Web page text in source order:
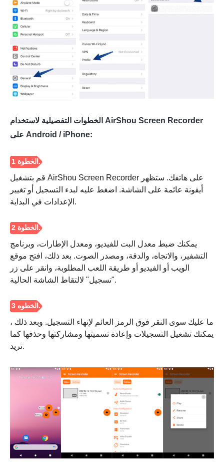
الخطوات التفصيلية لاستخدام AirShou Screen Recorder
على Android / iPhone:
قم بتشغيل AirShou Screen Recorder على هاتفك. ستظهر
أيقونة عائمة على الشاشة. اضغط عليه لبدء التسجيل أو تغيير
الإعدادات في البداية.
يمكنك ضبط معدل البت للفيديو، ومعدل الإطارات، وبرنامج
التشفير، والاتجاه، والدقة، ومصدر الصوت. بعد ذلك، افتح موقع
الويب أو الفيديو أو طريقة اللعب المطلوبة، وانقر على زر
"تسجيل" لالتقاط الشاشة الحالية.
ما عليك سوى النقر فوق الرمز العائم لإنهاء التسجيل. وبعد ذلك ،
يمكنك تشغيل التسجيلات وإعادة تسميتها ومشاركتها وحذفها كما
تريد.